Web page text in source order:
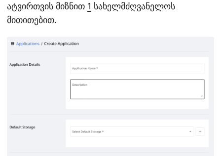
ატვირთვის მიზნით 1 სახელმძღვანელოს
მითითებით.